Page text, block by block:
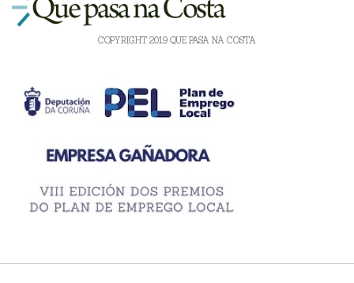
COPYRIGHT 2019 QUE PASA NA COSTA